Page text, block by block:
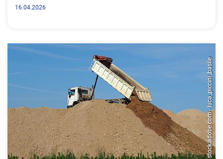
16.04.2026
stock.adobe.com - luca_piccini_basile